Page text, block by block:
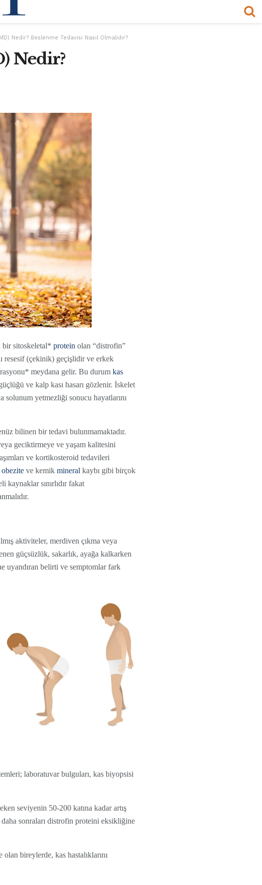
Nedir? Beslenme Tedavisi Nasıl Olmalıdır?
Nedir?
bir sitoskeletal* protein olan “distrofin”
resesif (çekinik) geçişlidir ve erkek
meydana gelir. Bu durum kas
ve kalp kası hasarı gözlenir. İskelet
yetmezliği sonucu hayatlarını
bilinen bir tedavi bulunmamaktadır.
geciktirmeye ve yaşam kalitesini
ve kortikosteroid tedavileri
obezite ve kemik mineral kaybı gibi birçok
sınırlıdır fakat
aktiviteler, merdiven çıkma veya
güçsüzlük, sakarlık, ayağa kalkarken
uyandıran belirti ve semptomlar fark
laboratuvar bulguları, kas biyopsisi
seviyenin 50-200 katına kadar artış
sonraları distrofin proteini eksikliğine
bireylerde, kas hastalıklarını